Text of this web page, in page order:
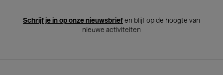
Schrijf je in op onze nieuwsbrief en blijf op de hoogte van
nieuwe activiteiten